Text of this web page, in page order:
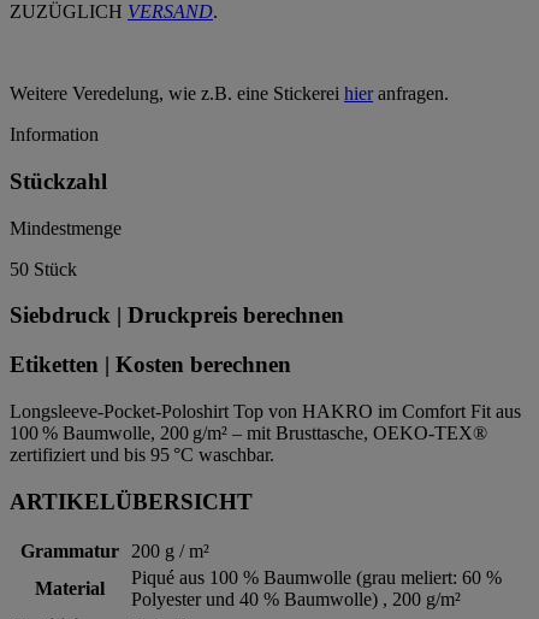
ZUZÜGLICH VERSAND.
Weitere Veredelung, wie z.B. eine Stickerei hieranfragen.
Information
Stückzahl
Mindestmenge
50 Stück
Siebdruck | Druckpreis berechnen
Etiketten | Kosten berechnen
Longsleeve-Pocket-Poloshirt Top von HAKRO im Comfort Fit aus
100 % Baumwolle, 200 g/m² – mit Brusttasche, OEKO-TEX®
zertifiziert und bis 95 °C waschbar.
ARTIKELÜBERSICHT
Grammatur
200 g / m²
Material
Piqué aus 100 % Baumwolle (grau meliert: 60 %
Polyester und 40 % Baumwolle) , 200 g/m²